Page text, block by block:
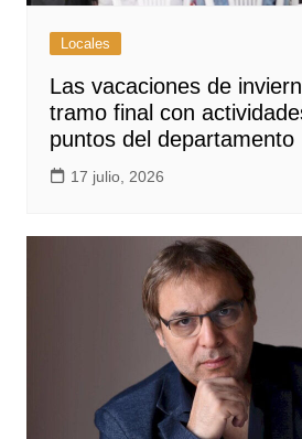
Locales
Las vacaciones de
tramo final con
puntos del departamento
17 julio, 2026